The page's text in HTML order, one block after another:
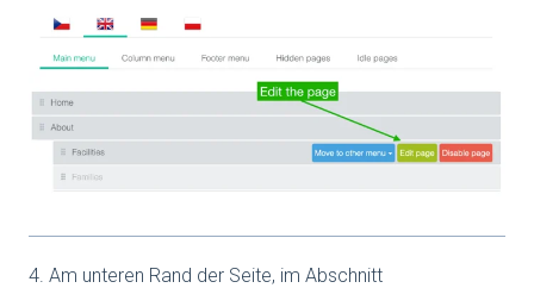
4. Am unteren Rand der Seite, im Abschnitt